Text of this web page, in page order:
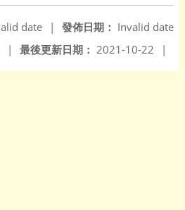
發佈日期： Invalid date
date
|
最後更新日期： 2021-10-22 |
|